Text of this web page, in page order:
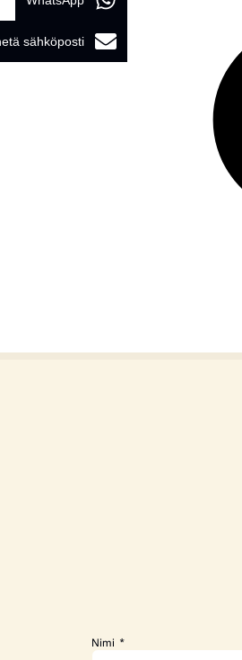
Nimi
sähköposti